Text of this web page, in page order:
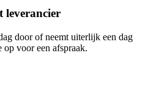
leverancier
door of neemt uiterlijk een dag
voor een afspraak.